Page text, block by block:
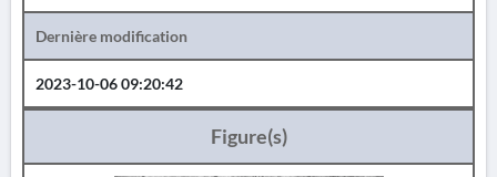
Dernière modification
2023-10-06 09:20:42
Figure(s)